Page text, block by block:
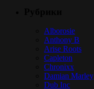
Alborosie
Anthony B
Arise Roots
Capleton
Chronixx
Damian Marley
Dub Inc